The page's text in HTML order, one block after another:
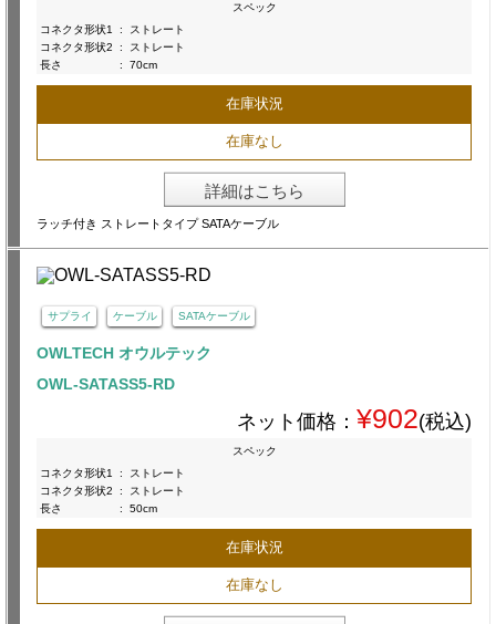
スペック
コネクタ形状1
:
ストレート
コネクタ形状2
:
ストレート
長さ
: 70cm
在庫状況
在庫なし
詳細はこちら
ラッチ付き ストレートタイプ SATAケーブル
サプライ ケーブル SATAケーブル
OWLTECH オウルテック
OWL-SATASS5-RD
ネット価格： ¥902(税込)
スペック
コネクタ形状1
:
ストレート
コネクタ形状2
:
ストレート
長さ
: 50cm
在庫状況
在庫なし